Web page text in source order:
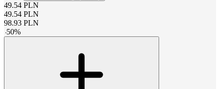
49.54 PLN
49.54 PLN
98.93 PLN
-50%